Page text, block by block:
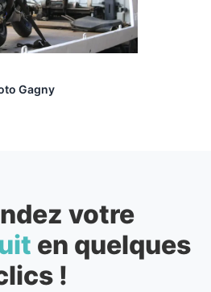
Gagny
votre
en quelques
!